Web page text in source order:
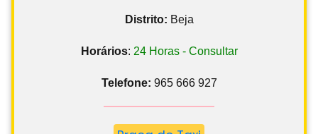
Distrito: Beja
Horários: 24 Horas - Consultar
Telefone: 965 666 927